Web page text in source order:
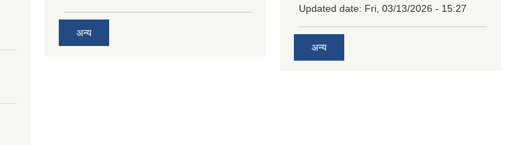
अन्य
Updated date: Fri, 03/13/2026 - 15:27
अन्य